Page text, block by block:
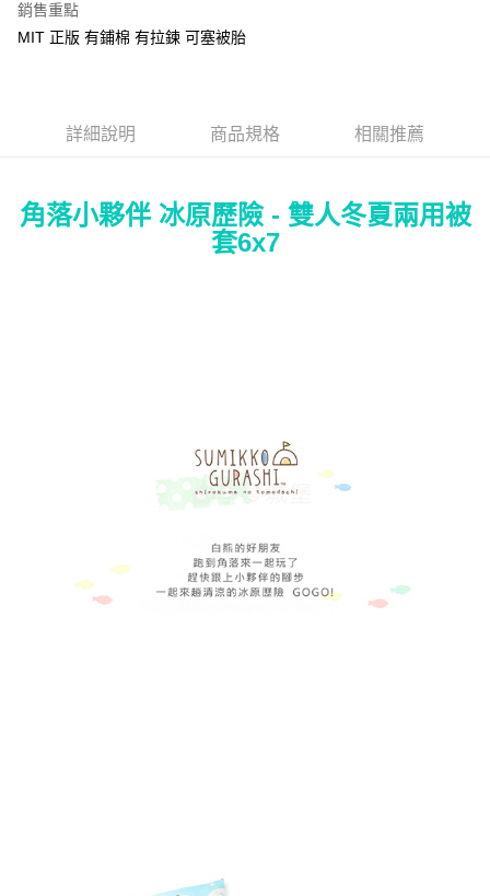
Google Pay
7-11★依產品說明
每筆NT$60，滿NT$699(含以上)免運費
銷售重點
MIT 正版 有鋪棉 有拉鍊 可塞被胎
詳細說明 商品規格 相關推薦
角落小夥伴 冰原歷險 - 雙人冬夏兩用被
套6x7